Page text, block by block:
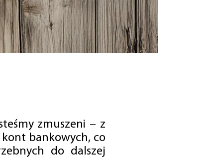
zmuszeni – z
kont bankowych, co
do dalszej